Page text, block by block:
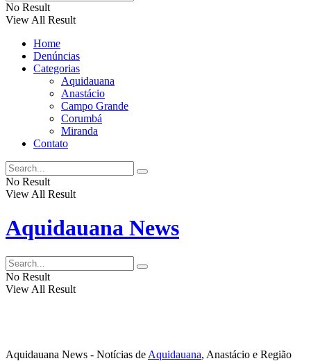
No Result
View All Result
Home
Denúncias
Categorias
Aquidauana
Anastácio
Campo Grande
Corumbá
Miranda
Contato
No Result
View All Result
Aquidauana News
No Result
View All Result
Aquidauana News - Notícias de Aquidauana, Anastácio e Região